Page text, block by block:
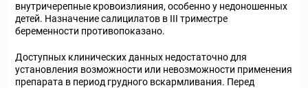
внутричерепные кровоизлияния, особенно у недоношенных
детей. Назначение салицилатов в III триместре
беременности противопоказано.
Доступных клинических данных недостаточно для
установления возможности или невозможности применения
препарата в период грудного вскармливания. Перед